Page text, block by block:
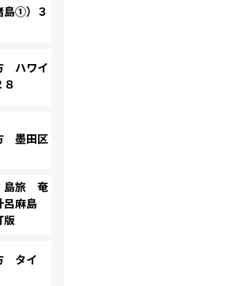
島①）３
ハワイ
墨田区
島旅 奄
麻島
版
タイ